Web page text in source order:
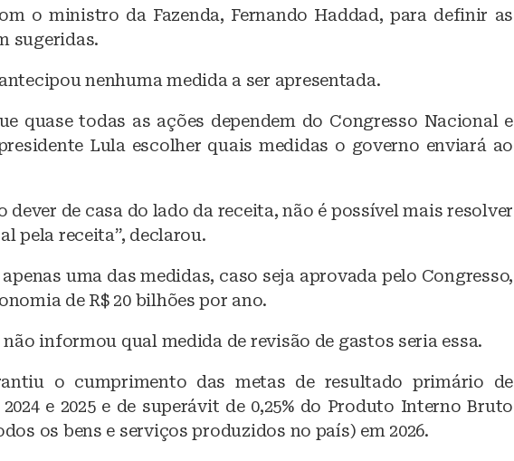
p
p
o ministro da Fazenda, Fernando Haddad, para definir as
sugeridas.
nenhuma medida a ser apresentada.
quase todas as ações dependem do Congresso Nacional e
Lula escolher quais medidas o governo enviará ao
dever de casa do lado da receita, não é possível mais resolver
pela receita”, declarou.
uma das medidas, caso seja aprovada pelo Congresso,
de R$ 20 bilhões por ano.
informou qual medida de revisão de gastos seria essa.
o cumprimento das metas de resultado primário de
e 2025 e de superávit de 0,25% do Produto Interno Bruto
os bens e serviços produzidos no país) em 2026.